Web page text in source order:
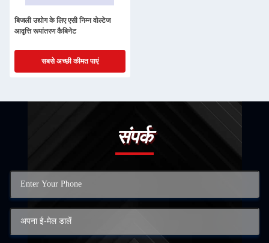
बिजली उद्योग के लिए एसी निम्न वोल्टेज
आवृत्ति रूपांतरण कैबिनेट
सबसे अच्छी कीमत पाएं
संपर्क